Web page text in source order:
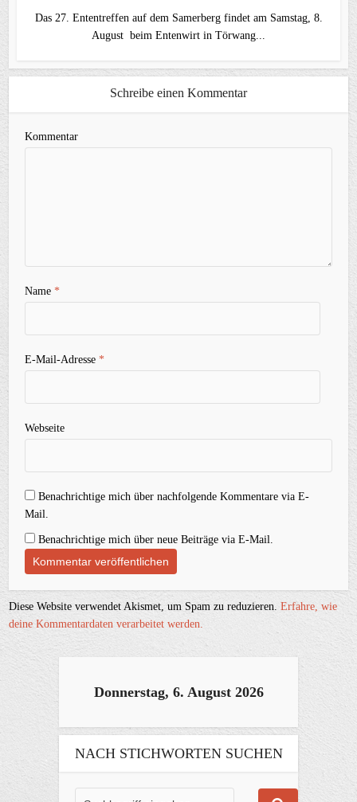
Das 27. Ententreffen auf dem Samerberg findet am Samstag, 8.
August beim ⁠Entenwirt in Törwang...
Schreibe einen Kommentar
Kommentar
Name*
E-Mail-Adresse*
Webseite
Benachrichtige mich über nachfolgende Kommentare via E-
Mail.
Benachrichtige mich über neue Beiträge via E-Mail.
Diese Website verwendet Akismet, um Spam zu reduzieren.Erfahre, wie
deine Kommentardaten verarbeitet werden.
Donnerstag, 6. August 2026
NACH STICHWORTEN SUCHEN